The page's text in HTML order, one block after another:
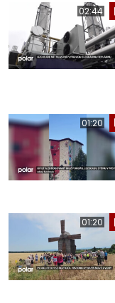
02:44
01:20
01:20